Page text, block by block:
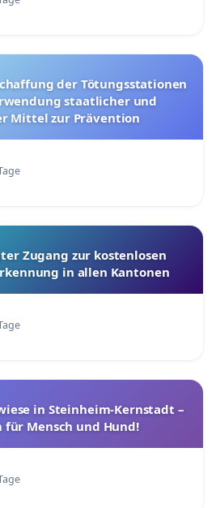
staatlicher und
Mittel zur Prävention
Zugang zur kostenlosen
in allen Kantonen
in Steinheim-Kernstadt –
für Mensch und Hund!